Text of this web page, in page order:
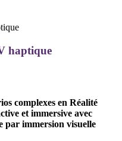
haptique
complexes en Réalité
et immersive avec
par immersion visuelle